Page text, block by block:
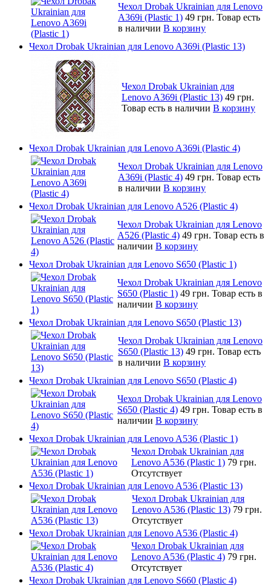
Чехол Drobak Ukrainian для Lenovo
A369i (Plastic 1) 49 грн. Товар есть
в наличии В корзину
Чехол Drobak Ukrainian для Lenovo A369i (Plastic 13)
Чехол Drobak Ukrainian для
Lenovo A369i (Plastic 13) 49 грн.
Товар есть в наличии В корзину
Чехол Drobak Ukrainian для Lenovo A369i (Plastic 4)
Чехол Drobak Ukrainian для Lenovo
A369i (Plastic 4) 49 грн. Товар есть
в наличии В корзину
Чехол Drobak Ukrainian для Lenovo A526 (Plastic 4)
Чехол Drobak Ukrainian для Lenovo
A526 (Plastic 4) 49 грн. Товар есть в
наличии В корзину
Чехол Drobak Ukrainian для Lenovo S650 (Plastic 1)
Чехол Drobak Ukrainian для Lenovo
S650 (Plastic 1) 49 грн. Товар есть в
наличии В корзину
Чехол Drobak Ukrainian для Lenovo S650 (Plastic 13)
Чехол Drobak Ukrainian для Lenovo
S650 (Plastic 13) 49 грн. Товар есть
в наличии В корзину
Чехол Drobak Ukrainian для Lenovo S650 (Plastic 4)
Чехол Drobak Ukrainian для Lenovo
S650 (Plastic 4) 49 грн. Товар есть в
наличии В корзину
Чехол Drobak Ukrainian для Lenovo A536 (Plastic 1)
Чехол Drobak Ukrainian для
Lenovo A536 (Plastic 1) 79 грн.
Отсутствует
Чехол Drobak Ukrainian для Lenovo A536 (Plastic 13)
Чехол Drobak Ukrainian для
Lenovo A536 (Plastic 13) 79 грн.
Отсутствует
Чехол Drobak Ukrainian для Lenovo A536 (Plastic 4)
Чехол Drobak Ukrainian для
Lenovo A536 (Plastic 4) 79 грн.
Отсутствует
Чехол Drobak Ukrainian для Lenovo S660 (Plastic 4)